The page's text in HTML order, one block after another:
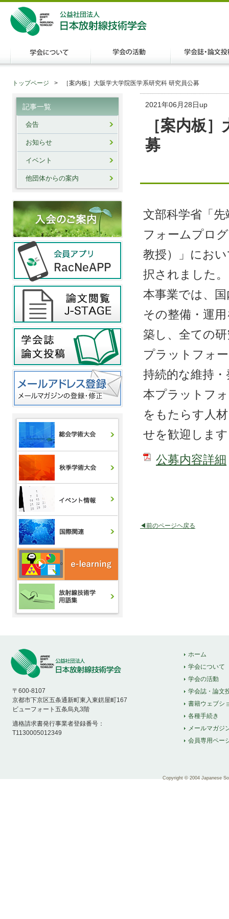
トップページ ［案内板］大阪学大学院医学系研究科 研究員公募
2021年06月28日up
［案内板
募
文部科学省「
フォームプロ
教授）」にお
択されました。
本事業では、
その整備・運
築し、全ての
プラットフォ
持続的な維持
本プラットフ
をもたらす人
せを歓迎しま
公募内容詳細
◀前のページヘ戻る
記事一覧
会告
お知らせ
イベント
他団体からの案内
ホーム
学会について
学会の活動
学会誌・論文
書籍ウェブシ
各種手続き
メールマガジ
会員専用ペー
〒600-8107
京都市下京区五条通新町東入東錺屋町167
ビューフォート五条烏丸3階
適格請求書発行事業者登録番号：
T1130005012349
Copyright © 2004 Japanese